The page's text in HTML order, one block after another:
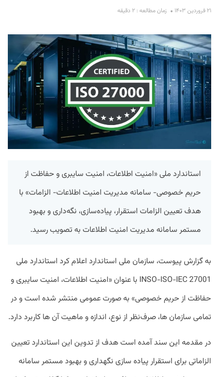
۲۱ فروردین ۱۴۰۳ زمان مطالعه : ۲ دقیقه
استاندارد ملی «امنیت اطلاعات، امنیت سایبری و حفاظت از
حریم خصوصی- سامانه‌ مدیریت امنیت اطلاعات- الزامات» با
هدف تعیین الزامات استقرار، پیاده‌سازی، نگه‌داری و بهبود
مستمر سامانه‌ مدیریت امنیت اطلاعات به تصویب رسید.
به گزارش پیوست، سازمان ملی استاندارد اعلام کرد استاندارد ملی
INSO-ISO-IEC 27001 با عنوان «امنیت اطلاعات، امنیت سایبری و
حفاظت از حریم خصوصی» به صورت عمومی منتشر شده است و در
تمامی سازمان ها، صرف‌نظر از نوع، اندازه و ماهیت آن ها کاربرد دارد.
در مقدمه این سند آمده است هدف از تدوین این استاندارد تعیین
الزاماتی برای استقرار پیاده سازی نگهداری و بهبود مستمر سامانه